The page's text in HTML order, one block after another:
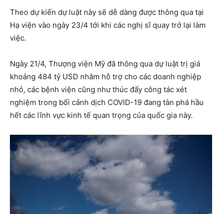
Theo dự kiến dự luật này sẽ dễ dàng được thông qua tại
Hạ viện vào ngày 23/4 tới khi các nghị sĩ quay trở lại làm
việc.
Ngày 21/4, Thượng viện Mỹ đã thông qua dự luật trị giá
khoảng 484 tỷ USD nhằm hỗ trợ cho các doanh nghiệp
nhỏ, các bệnh viện cũng như thúc đẩy công tác xét
nghiệm trong bối cảnh dịch COVID-19 đang tàn phá hầu
hết các lĩnh vực kinh tế quan trọng của quốc gia này.